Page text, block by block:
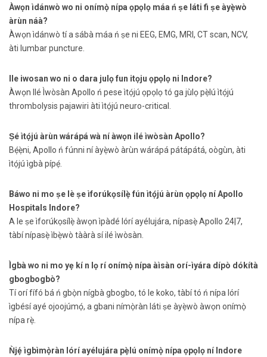
Àwọn ìdánwò wo ni onímọ̀ nípa ọpọlọ máa ń ṣe láti fi ṣe àyẹ̀wò
àrùn náà?
Àwọn ìdánwò tí a sábà máa ń ṣe ni EEG, EMG, MRI, CT scan, NCV,
àti lumbar puncture.
Ile iwosan wo ni o dara julọ fun itọju ọpọlọ ni Indore?
Àwọn Ilé Ìwòsàn Apollo ń pese ìtọ́jú ọpọlọ tó ga jùlọ pẹ̀lú ìtọ́jú
thrombolysis pajawiri àti ìtọ́jú neuro-critical.
Ṣé ìtọ́jú àrùn wárápá wà ní àwọn ilé ìwòsàn Apollo?
Bẹ́ẹ̀ni, Apollo ń fúnni ní àyẹ̀wò àrùn wárápá pátápátá, oògùn, àti
ìtọ́jú ìgbà pípẹ́.
Báwo ni mo ṣe lè ṣe ìforúkọsílẹ̀ fún ìtọ́jú àrùn ọpọlọ ní Apollo
Hospitals Indore?
A le ṣe ìforúkọsílẹ̀ àwọn ìpàdé lórí ayélujára, nípasẹ̀ Apollo 24|7,
tàbí nípasẹ̀ ìbẹ̀wò tààrà sí ilé ìwòsàn.
Ìgbà wo ni mo yẹ kí n lọ rí onímọ̀ nípa àìsàn orí-ìyára dípò dókítà
gbogbogbò?
Tí orí fífó bá ń gbọ̀n nígbà gbogbo, tó le koko, tàbí tó ń nípa lórí
ìgbésí ayé ojoojúmọ́, a gbani nímọ̀ràn láti ṣe àyẹ̀wò àwọn onímọ̀
nípa rẹ̀.
Ǹjẹ́ ìgbìmọ̀ràn lórí ayélujára pẹ̀lú onímọ̀ nípa ọpọlọ ní Indore